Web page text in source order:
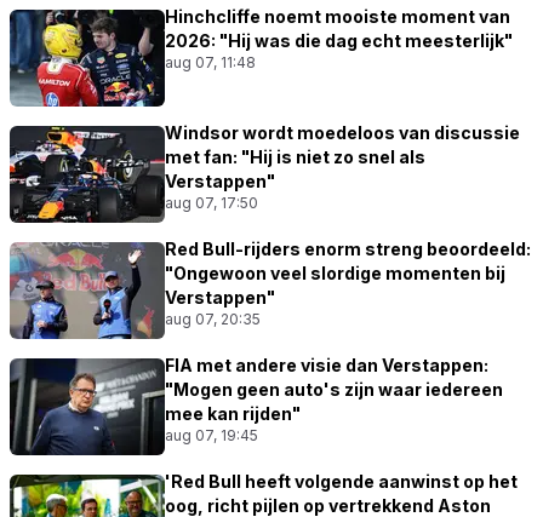
Hinchcliffe noemt mooiste moment van
2026: "Hij was die dag echt meesterlijk"
aug 07, 11:48
Windsor wordt moedeloos van discussie
met fan: "Hij is niet zo snel als
Verstappen"
aug 07, 17:50
Red Bull-rijders enorm streng beoordeeld:
"Ongewoon veel slordige momenten bij
Verstappen"
aug 07, 20:35
FIA met andere visie dan Verstappen:
"Mogen geen auto's zijn waar iedereen
mee kan rijden"
aug 07, 19:45
'Red Bull heeft volgende aanwinst op het
oog, richt pijlen op vertrekkend Aston